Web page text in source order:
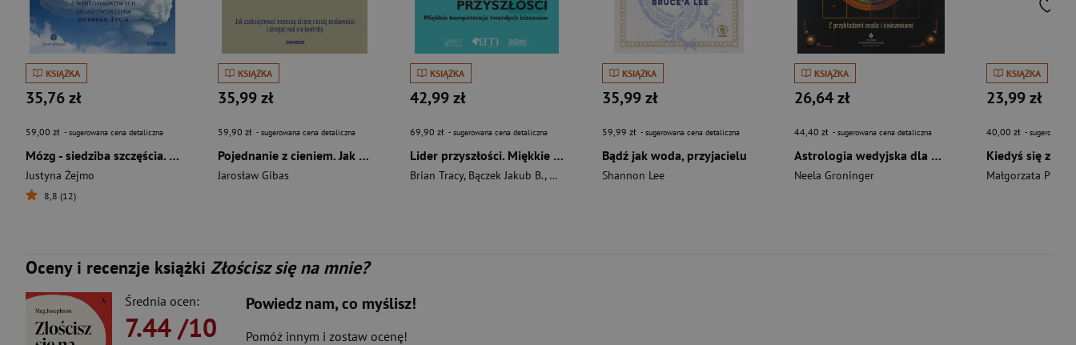
KSIĄŻKA
35,76 zł
59,00 zł - sugerowana cena detaliczna
Mózg - siedziba szczęścia. 6 neuronaukowych zasad tworzenia dobrego życia
Justyna Żejmo
8,8 (12)
KSIĄŻKA
35,99 zł
59,90 zł - sugerowana cena detaliczna
Pojednanie z cieniem. Jak zaakceptować i przejąć kontrolę nad mroczną stroną naszej osobowości, którą skrywamy przed światem i samym sobą
Jarosław Gibas
KSIĄŻKA
42,99 zł
69,90 zł - sugerowana cena detaliczna
Lider przyszłości. Miękkie kompetencje twartych biznesów
Brian Tracy, Bączek Jakub B., Kamil Romel-Sambor
KSIĄŻKA
35,99 zł
59,99 zł - sugerowana cena detaliczna
Bądź jak woda, przyjacielu
Shannon Lee
KSIĄŻKA
26,64 zł
44,40 zł - sugerowana cena detaliczna
Astrologia wedyjska dla początkujących. 10 kroków do interpretacji horoskopu
Neela Groninger
KSIĄŻKA
23,99 zł
40,00 zł - sugerowana
Kiedyś się
Małgorzata
Oceny i recenzje książki Złościsz się na mnie?
Średnia ocen:
7.44/10
Powiedz nam, co myślisz!
Pomóż innym i zostaw ocenę!